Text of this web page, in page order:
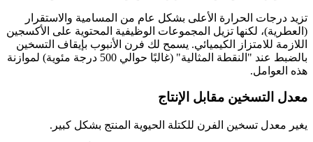
تزيد درجات الحرارة الأعلى بشكل عام من المسامية والاستقرار
(العطرية)، لكنها تزيل المجموعات الوظيفية المحتوية على الأكسجين
اللازمة للامتزاز الكيميائي. يسمح لك فرن الأنبوب بإيقاف التسخين
بالضبط عند "النقطة المثالية" (غالبًا حوالي 500 درجة مئوية) لموازنة
هذه العوامل.
معدل التسخين مقابل الإنتاج
يغير معدل تسخين الفرن للكتلة الحيوية المنتج بشكل كبير.